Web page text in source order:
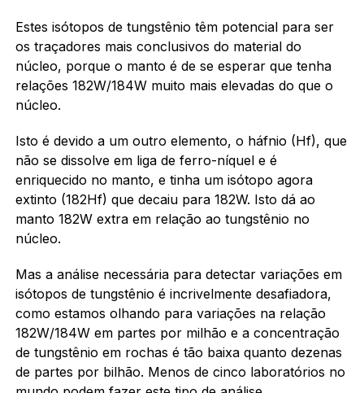
Estes isótopos de tungstênio têm potencial para ser
os traçadores mais conclusivos do material do
núcleo, porque o manto é de se esperar que tenha
relações 182W/184W muito mais elevadas do que o
núcleo.
Isto é devido a um outro elemento, o háfnio (Hf), que
não se dissolve em liga de ferro-níquel e é
enriquecido no manto, e tinha um isótopo agora
extinto (182Hf) que decaiu para 182W. Isto dá ao
manto 182W extra em relação ao tungstênio no
núcleo.
Mas a análise necessária para detectar variações em
isótopos de tungstênio é incrivelmente desafiadora,
como estamos olhando para variações na relação
182W/184W em partes por milhão e a concentração
de tungstênio em rochas é tão baixa quanto dezenas
de partes por bilhão. Menos de cinco laboratórios no